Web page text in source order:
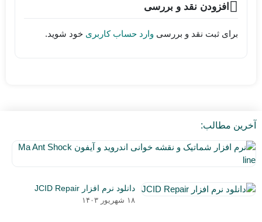
افزودن نقد و بررسی
برای ثبت نقد و بررسی وارد حساب کاربری خود شوید.
آخرین مطالب:
دانلود نرم افزار JCID Repair
۱۸ شهریور ۱۴۰۳